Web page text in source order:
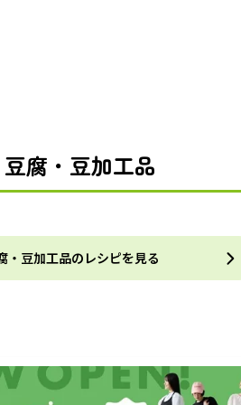
豆腐・豆加工品
・豆加工品のレシピを見る